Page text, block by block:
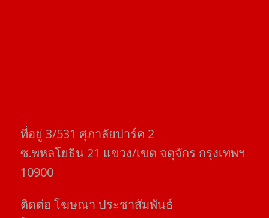
ที่อยู่​ 3/531​ ศุภาลัยปาร์ค​ 2
ซ.พหลโยธิน​ 21​ แขวง/เขต​ จตุจักร​ กรุงเทพฯ
10900
ติดต่อ​ โฆษณา​ ประชาสัมพันธ์